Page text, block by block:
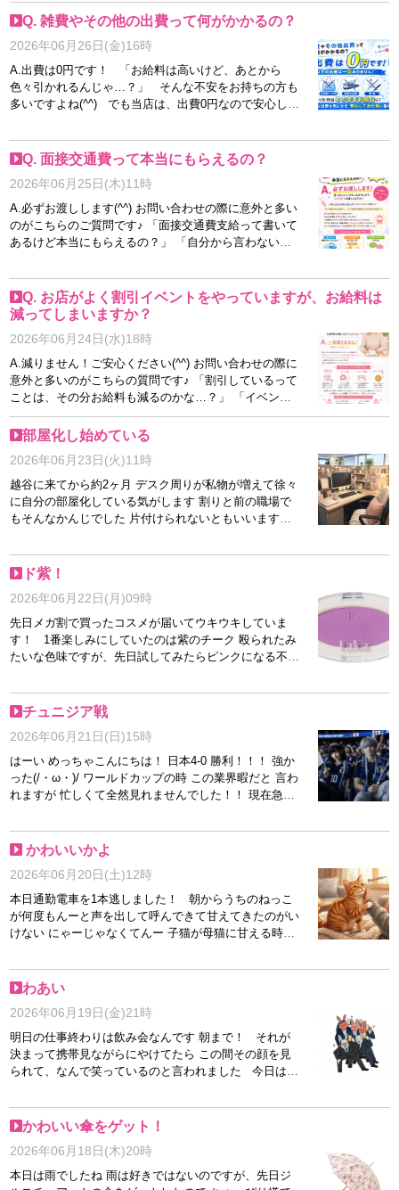
っていただくことが、そのままバック率アップにつなが
るシステムです(^^) 分からないことや「日記って何を書
けばいいの？」という相談も、スタッフがしっかりサポ
ートしますので安心してくださいね♪
んあります。 ?リピーターを作る時間がある 6月中に接
性があります。 繁忙期に「指名のお客様」が増えるこ
とで、安定した収入につながります。 ?お店からの露出
が増える 新人期間は特集掲載や優先的な紹介を受けら
れることが多く、 6月に入店すれば、その注目期間が夏
ます。 6月から少しずつ仕事を覚えておけば、7月・8月
には自信を持って接客できます。 ?夏の高収入チャンス
を最大限活かせる 「もっと早く始めておけばよかっ
た…」 毎年、繁忙期が終わってからそう話す女性は少
なくありません。 6月から準備を始めることで、夏本番
の稼ぎやすい時期をフル活用できます。 今がチャーー
Q. 雑費やその他の出費って何がかかるの？
2026年06月26日(金)16時
A.出費は0円です！ 「お給料は高いけど、あとから
色々引かれるんじゃ…？」 そんな不安をお持ちの方も
多いですよね(^^) でも当店は、出費0円なので安心して
代・移動交通費・罰金 これらは一切ありません！
「稼げたと思ったら、思っていたより少なかった…」な
システムになっています(^^) 求人には「雑費0円」と書
いてあっても、「本当かな？」と思う方もいらっしゃい
ますが、当店では本当に0円です♪ 頑張ってお仕事をし
た分は、そのままキャストさんのお給料に。 余計な出
なことでもお気軽にお問い合わせくださいね♪
Q. 面接交通費って本当にもらえるの？
2026年06月25日(木)11時
A.必ずお渡しします(^^) お問い合わせの際に意外と多い
のがこちらのご質問です♪ 「面接交通費支給って書いて
あるけど本当にもらえるの？」 「自分から言わないと
です(^^) 面接交通費は必ずお渡ししています♪ 「交通費
ください」と言うのは少し言い出しにくいですよね
(^_^;) ですので当店では、面接の際にこちらからご案内
いらっしゃいますし、少しでも負担を減らしてお話を聞
きに来ていただけたら嬉しいです(^^) もちろん、お店の
雰囲気を見てみたいだけ、話を聞いてみたいだけという
方も大歓迎です♪ 無理な勧誘などはありませんので、ま
は上限2,000円までとなります。
Q. お店がよく割引イベントをやっていますが、お給料は
減ってしまいますか？
2026年06月24日(水)18時
A.減りません！ご安心ください(^^) お問い合わせの際に
意外と多いのがこちらの質問です♪ 「割引しているって
ことは、その分お給料も減るのかな…？」 「イベント
の日はバックが下がるのかな…？」 と心配される方も
いらっしゃいますが、当店では割引分をキャストさんに
や口コミ割、メルマガ割、ポイント利用など、さまざま
なサービスを実施していますが、キャストさんのお給料
は通常通りです(^^) お客様にはお得にご利用いただきな
がら、キャストさんにはしっかり稼いでいただけるよ
「リピーター様が増えた♪」 という声をいただくことも
あります(^^) せっかく頑張ってお仕事をしていただくの
ですから、「イベントだからお給料ダウン…」なんてこ
とはありません♪ 安心してお仕事してくださいね(^^)
部屋化し始めている
2026年06月23日(火)11時
越谷に来てから約2ヶ月 デスク周りが私物が増えて徐々
に自分の部屋化している気がします 割りと前の職場で
もそんなかんじでした 片付けられないともいいますね//
仕事に支障はきたしていないので大丈夫ですよ サポー
ド紫！
2026年06月22日(月)09時
先日メガ割で買ったコスメが届いてウキウキしていま
す！ 1番楽しみにしていたのは紫のチーク 殴られたみ
たいな色味ですが、先日試してみたらピンクになる不思
ほうがかわいいピンクになるんです 紫コスメラブ♡
チュニジア戦
2026年06月21日(日)15時
はーい めっちゃこんにちは！ 日本4-0 勝利！！！ 強か
った(/・ω・)/ ワールドカップの時 この業界暇だと 言わ
れますが 忙しくて全然見れませんでした！！ 現在急募
い致しますm(__)m
かわいいかよ
2026年06月20日(土)12時
本日通勤電車を1本逃しました！ 朝からうちのねっこ
が何度もんーと声を出して呼んできて甘えてきたのがい
けない にゃーじゃなくてんー 子猫が母猫に甘える時の
ち上がれませんでした そのため1本電車逃しましたが、
遅刻は免れました 猫が可愛くて遅刻しましたなんて、
た！
わあい
2026年06月19日(金)21時
明日の仕事終わりは飲み会なんです 朝まで！ それが
決まって携帯見ながらにやけてたら この間その顔を見
られて、なんで笑っているのと言われました 今日は明
が、謎にそういう体力はあるので余裕です！
かわいい傘をゲット！
2026年06月18日(木)20時
本日は雨でしたね 雨は好きではないのですが、先日ジ